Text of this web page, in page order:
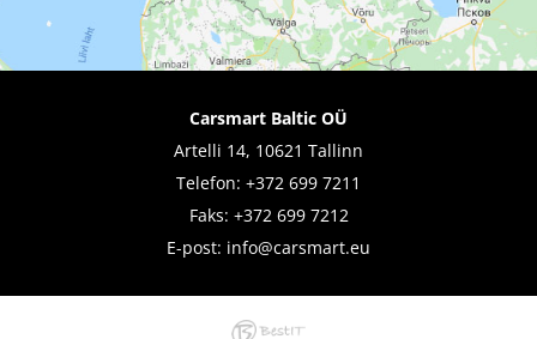
Carsmart Baltic OÜ
Artelli 14, 10621 Tallinn
Telefon: +372 699 7211
Faks: +372 699 7212
E-post: info@carsmart.eu